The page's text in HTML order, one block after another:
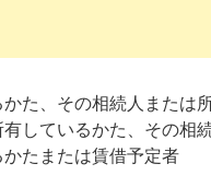
た、その相続人または
しているかた、その相
かたまたは賃借予定者